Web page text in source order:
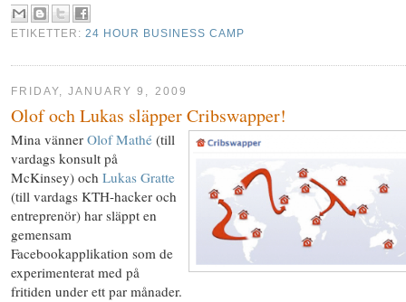
ETIKETTER:24 HOUR BUSINESS CAMP
FRIDAY, JANUARY 9, 2009
Olof och Lukas släpper Cribswapper!
Mina vänner Olof Mathé (till
vardags konsult på
McKinsey) och Lukas Gratte
(till vardags KTH-hacker och
entreprenör) har släppt en
gemensam
Facebookapplikation som de
experimenterat med på
fritiden under ett par månader.